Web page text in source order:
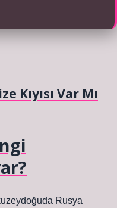
Kıyısı Var Mı
Rusya